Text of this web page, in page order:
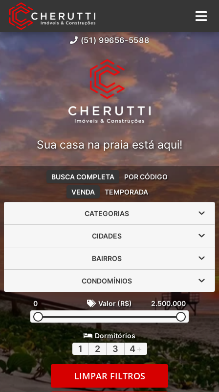
(51) 99656-5588
Sua casa na praia está aqui!
VENDA TEMPORADA
BUSCA COMPLETA POR CÓDIGO
CATEGORIAS
CIDADES
BAIRROS
CONDOMÍNIOS
0 Valor (R$) 2.500.000
Dormitórios
1 2 3 4 +
LIMPAR FILTROS